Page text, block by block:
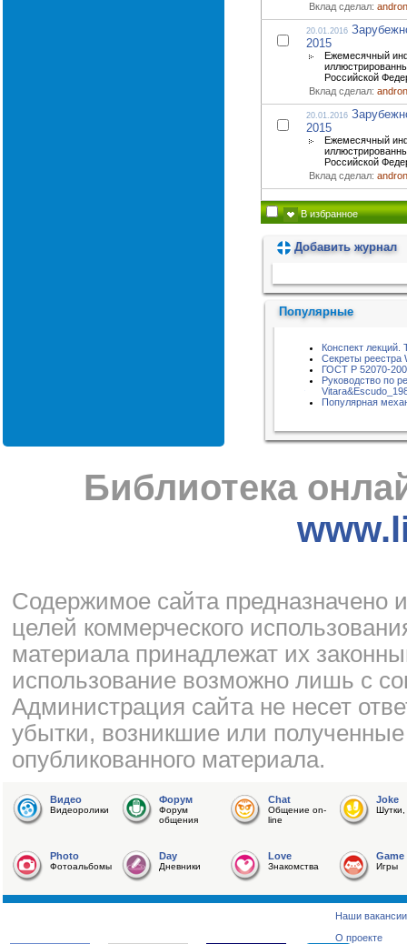
Вклад сделал:
20.01.2016
2015
Ежемесячный
Российской
Вклад сделал:
20.01.2016
2015
Ежемесячный
Российской
Вклад сделал:
В избранное
Добавить журнал
Популярные
Конспект лекций.
Секреты реестра
ГОСТ Р 52070-
Руководство по
Популярная
Библиотека
Cодержимое сайта предназначено
целей коммерческого
материала принадлежат их
использование возможно лишь с
Администрация сайта не несет
убытки, возникшие или
опубликованного материала.
Видео
Видеоролики
Форум
Форум
общения
Chat
Общение on-
line
Joke
Photo
Фотоальбомы
Day
Дневники
Love
Знакомства
Game
Игры
Наши вакансии
О проекте